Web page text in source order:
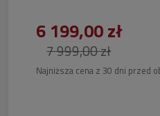
6 199,00 zł
7 999,00 zł
Najniższa cena z 30 dni przed